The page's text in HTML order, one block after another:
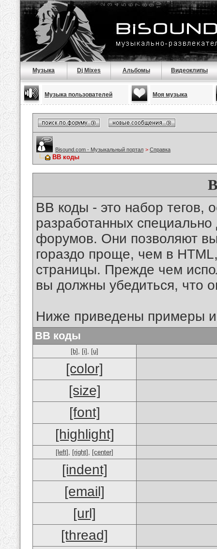
Музыка Dj Mixes Альбомы Видеоклипы
Музыка пользователей Моя музыка
Bisound.com - Музыкальный портал > Справка
BB коды
BB коды - это набор тегов,
разработанных
форумов. Они позволяют
гораздо проще, чем в
страницы. Прежде чем
вы должны убедиться, что
Ниже приведены примеры
BB коды
[b] , [i] , [u]
[color]
[size]
[font]
[highlight]
[left] , [right] , [center]
[indent]
[email]
[url]
[thread]